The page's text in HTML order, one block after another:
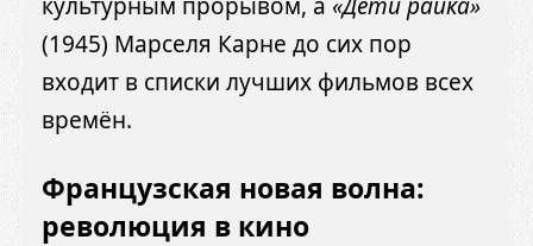
(1945) Марселя Карне до сих пор
входит в списки лучших фильмов всех
времён.
Французская новая волна:
революция в кино